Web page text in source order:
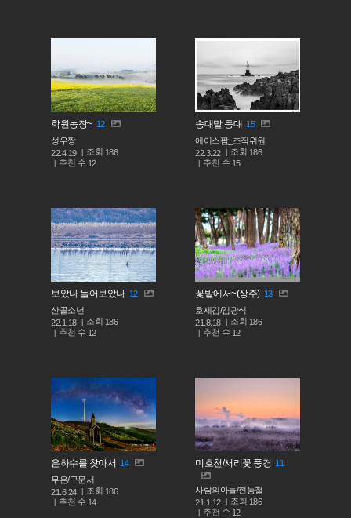
학원농장~ 12
성우짱
22.4.19
조회 186
추천 수 12
송대말 등대 15
에이스팜_조직위원
22.3.22
조회 186
추천 수 15
보았나 들어보았나 12
산골소년
22.1.18
조회 186
추천 수 12
꽃밭에서~(상주) 13
호세김/김광식
21.8.18
조회 186
추천 수 12
은하수를 찾아서 14
무은/구문서
21.6.24
조회 186
추천 수 14
미호천/서리꽃 풍경 11
사람의아들/현동철
21.1.12
조회 186
추천 수 12